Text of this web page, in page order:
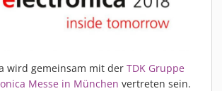
PZ3-I
PB3 INTEGRATION
wird gemeinsam mit der TDK Gruppe
Messe in München vertreten sein.